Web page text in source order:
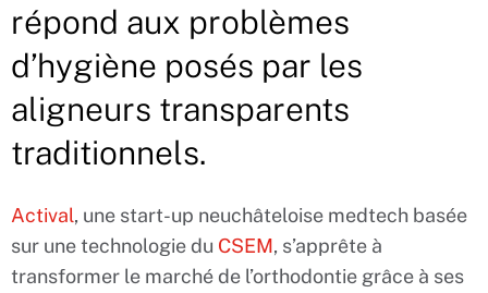
répond aux problèmes
d’hygiène posés par les
aligneurs transparents
traditionnels.
Actival, une start-up neuchâteloise medtech basée
sur une technologie du CSEM, s’apprête à
transformer le marché de l’orthodontie grâce à ses